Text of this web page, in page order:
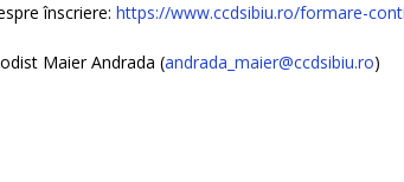
înscriere: https://www.ccdsibiu.ro/formare-
Maier Andrada (andrada_maier@ccdsibiu.ro)